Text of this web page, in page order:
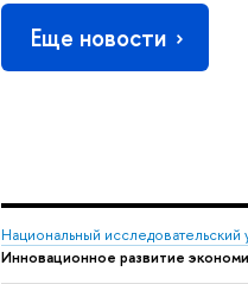
Еще новости
Национальный
Инновационное развитие